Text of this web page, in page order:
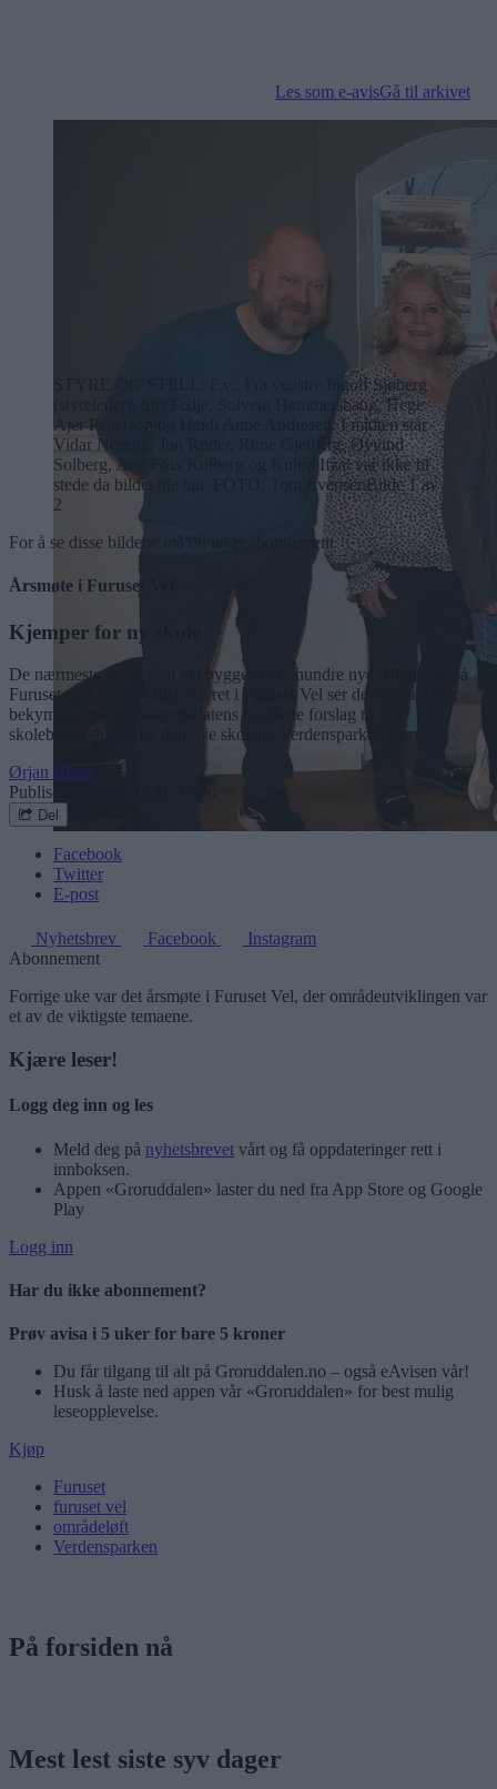
Les som e-avisGå til arkivet
STYRE OG STELL: F.v.: Fra venstre Ingolf Sjøberg
(styreleder), Siri Fedje, Solveig Hammershaug, Hege
Ajer Petterson og Heidi Anne Andresen. I midten står
Vidar Noreng. Jon Ruder, Rune Gjelberg, Øyvind
Solberg, Atle Foss Kolberg og Kubra Ifzal var ikke til
stede da bildet ble tatt.
FOTO: Tom EvensenBilde 1 av
2
For å se disse bildene må du ha et abonnement
Årsmøte i Furuset Vel:
Kjemper for ny skole
De nærmeste årene skal det bygges flere hundre nye leiligheter på
Furuset og i nærområdet. Styret i Furuset Vel ser derfor med stor
bekymring på Utdanningsetatens reviderte forslag til
skolebehovsplan, der den nye skolen i Verdensparken skrotes.
Ørjan Brage
Publisert
Del
Facebook
Twitter
E-post
Nyhetsbrev Facebook
Instagram
Abonnement
Forrige uke var det årsmøte i Furuset Vel, der områdeutviklingen var
et av de viktigste temaene.
Kjære leser!
Logg deg inn og les
Meld deg på nyhetsbrevet vårt og få oppdateringer rett i
innboksen.
Appen «Groruddalen» laster du ned fra App Store og Google
Play
Logg inn
Har du ikke abonnement?
Prøv avisa i 5 uker for bare 5 kroner
Du får tilgang til alt på Groruddalen.no – også eAvisen vår!
Husk å laste ned appen vår «Groruddalen» for best mulig
leseopplevelse.
Kjøp
Furuset
furuset vel
områdeløft
Verdensparken
På forsiden nå
Mest lest siste syv dager